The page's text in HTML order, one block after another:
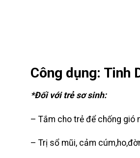
Công dụng: Tinh
*Đối với trẻ sơ sinh:
– Tắm cho trẻ để chống gió
– Trị sổ mũi, cảm